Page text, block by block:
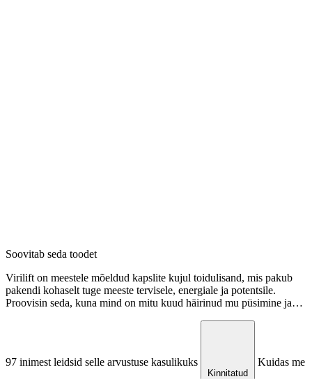
Soovitab seda toodet
Virilift on meestele mõeldud kapslite kujul toidulisand, mis pakub
pakendi kohaselt tuge meeste tervisele, energiale ja potentsile.
Proovisin seda, kuna mind on mitu kuud häirinud mu püsimine ja…
97 inimest leidsid selle arvustuse kasulikuks
Kinnitatud
Kuidas me